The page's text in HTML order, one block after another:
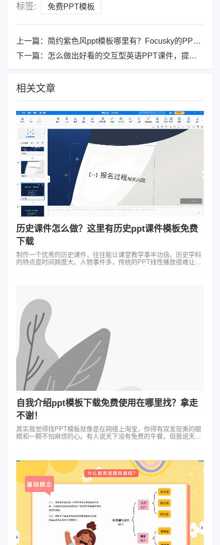
标签: 免费PPT模板
上一篇： 简约紫色风ppt模板哪里有？Focusky的PPT模板任你挑
下一篇： 怎么做出好看的交互型英语PPT课件，提升课堂互动性的神器！
相关文章
历史课件怎么做？这里有历史ppt课件模板免费
下载
制作一个优秀的历史课件，往往能让课堂教学事半功倍。历史学科
的特点是时间跨度大、人物事件多，传统的PPT线性播放很难让学
自我介绍ppt模板下载免费使用在哪里找？拿走
不谢！
其实我觉得找PPT模板就像是在网络上淘宝，你得有双发现美的眼
睛和一颗不怕麻烦的心。有人说天下没有免费的午餐，但我说天下